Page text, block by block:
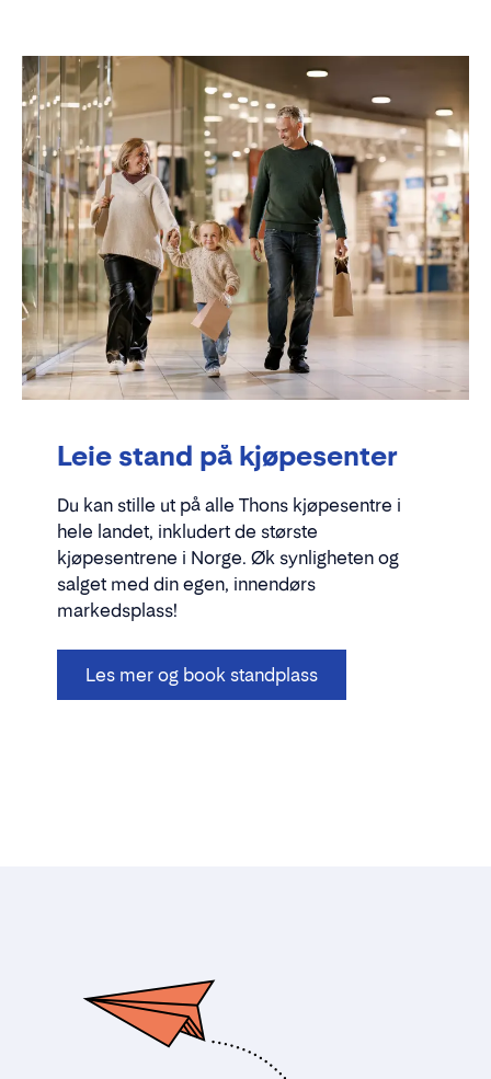
Leie stand på kjøpesenter
Du kan stille ut på alle Thons kjøpesentre i
hele landet, inkludert de største
kjøpesentrene i Norge. Øk synligheten og
salget med din egen, innendørs
markedsplass!
Les mer og book standplass